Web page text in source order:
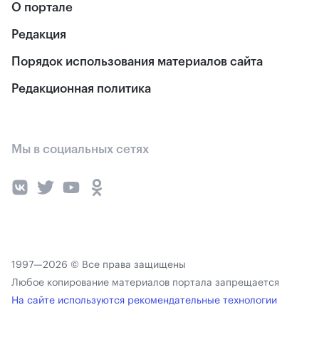
О портале
Редакция
Порядок использования материалов сайта
Редакционная политика
Мы в социальных сетях
1997—2026 © Все права защищены
Любое копирование материалов портала запрещается
На сайте используются рекомендательные технологии